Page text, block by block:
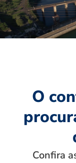
O
Confira